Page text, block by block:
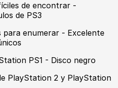
de encontrar -
de PS3
para enumerar - Excelente
PS1 - Disco negro
PlayStation 2 y PlayStation